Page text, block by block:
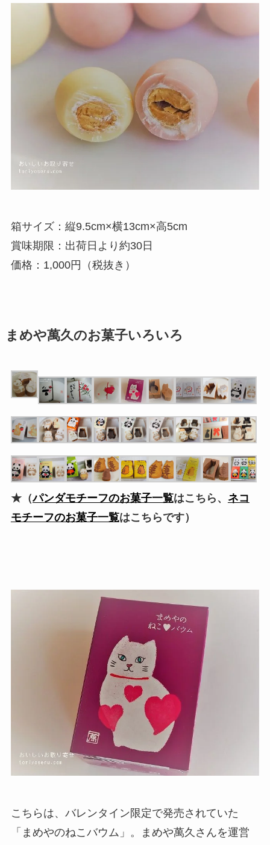
箱サイズ：縦9.5cm×横13cm×高5cm
賞味期限：出荷日より約30日
価格：1,000円（税抜き）
まめや萬久のお菓子いろいろ
★（パンダモチーフのお菓子一覧はこちら、 ネコ
モチーフのお菓子一覧はこちらです）
こちらは、バレンタイン限定で発売されていた
「まめやのねこバウム」。まめや萬久さんを運営